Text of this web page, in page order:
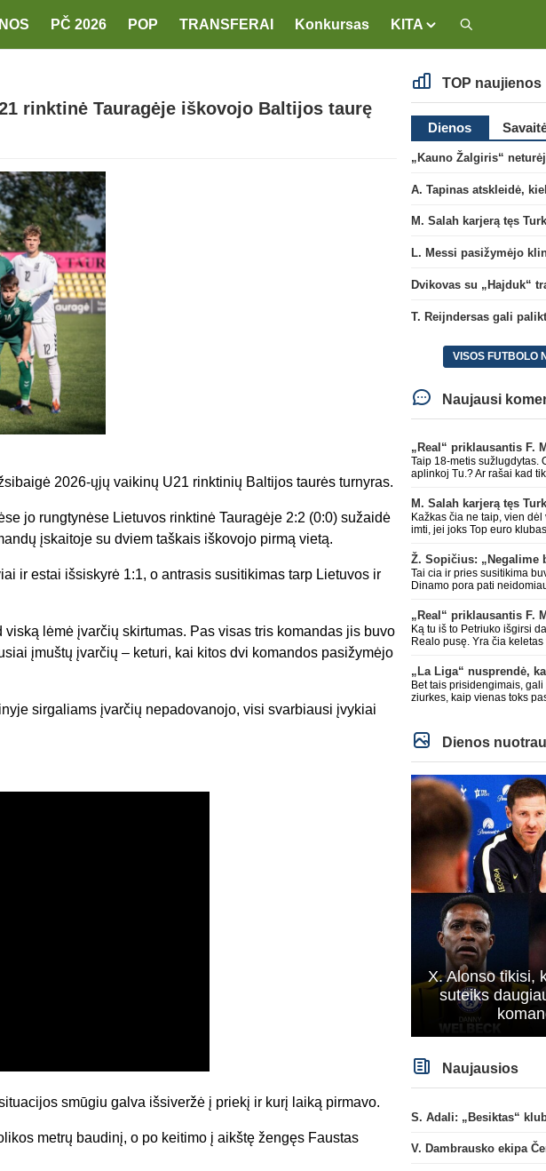
PČ 2026 POP TRANSFERAI Konkursas KITA
rinktinė Tauragėje iškovojo Baltijos taurę
2026-ųjų vaikinų U21 rinktinių Baltijos taurės turnyras.
jo rungtynėse Lietuvos rinktinė Tauragėje 2:2 (0:0) sužaidė
įskaitoje su dviem taškais iškovojo pirmą vietą.
ir estai išsiskyrė 1:1, o antrasis susitikimas tarp Lietuvos ir
lėmė įvarčių skirtumas. Pas visas tris komandas jis buvo
įmuštų įvarčių – keturi, kai kitos dvi komandos pasižymėjo
sirgaliams įvarčių nepadovanojo, visi svarbiausi įvykiai
smūgiu galva išsiveržė į priekį ir kurį laiką pirmavo.
metrų baudinį, o po keitimo į aikštę žengęs Faustas
TOP naujienos
Dienos
M. Salah karjerą tęs
T. Reijndersas gali
VISOS FUTBOLO
Naujausi
Taip 18-metis sužlugdytas.
aplinkoj Tu.? Ar rašai kad
M. Salah karjerą tęs
Kažkas čia ne taip, vien
imti, jei joks Top euro
Tai cia ir pries susitikima
Dinamo pora pati
silpniausiu. Taip kad nieko
nereikejo zaist kaip i
Ką tu iš to Petriuko išgirsi
Realo pusę. Yra čia
dėmesio į tokių veikeju
diskusijas su jais!
Bet tais prisidengimais,
ziurkes, kaip vienas toks
prakirsta.Dienos
X. Alonso tikisi,
suteiks
Naujausios